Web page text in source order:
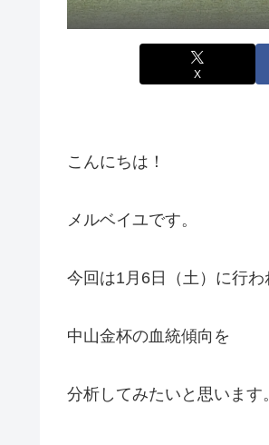
X
こんにちは！
メルベイユです。
今回は1月6日（土）に行わ
中山金杯の血統傾向を
分析してみたいと思います。